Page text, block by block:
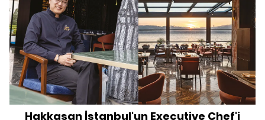
Hakkasan İstanbul'un Executive Chef'i